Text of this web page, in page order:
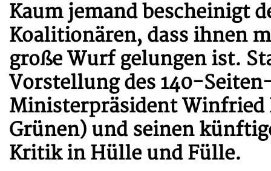
Kaum jemand bescheinigt
Koalitionären, dass ihnen
große Wurf gelungen ist.
Vorstellung des 140-
Ministerpräsident Winfried
Grünen) und seinen
Kritik in Hülle und Fülle.